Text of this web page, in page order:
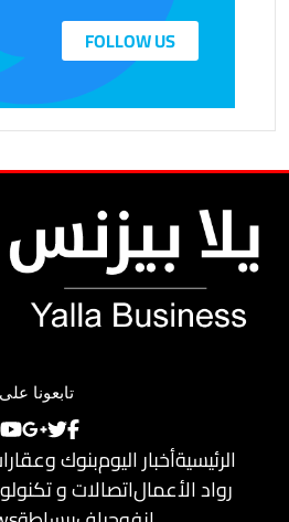
FOLLOW US
تابعونا على
الرئيسيةأخبار اليومبنوك
رواد الأعمالاتصالات و